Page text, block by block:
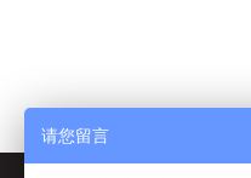
请您留言